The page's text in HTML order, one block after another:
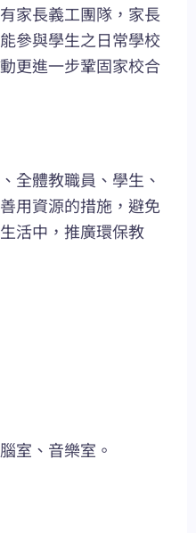
家長義工團隊，家長
參與學生之日常學校
更進一步鞏固家校合
全體教職員、學生、
用資源的措施，避免
活中，推廣環保教
室、音樂室。